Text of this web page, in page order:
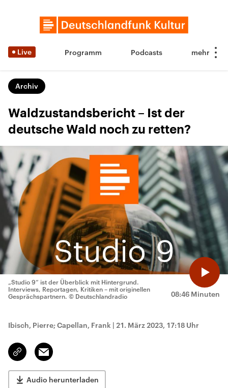
Live Programm Podcasts
Archiv
Waldzustandsbericht – Ist der
deutsche Wald noch zu retten?
08:46 Minuten
„Studio 9“ ist der Überblick mit Hintergrund.
Interviews, Reportagen, Kritiken – mit originellen
Gesprächspartnern. © Deutschlandradio
Ibisch, Pierre; Capellan, Frank | 21. März 2023, 17:18 Uhr
Link
kopieren/teilen
Email
Audio herunterladen